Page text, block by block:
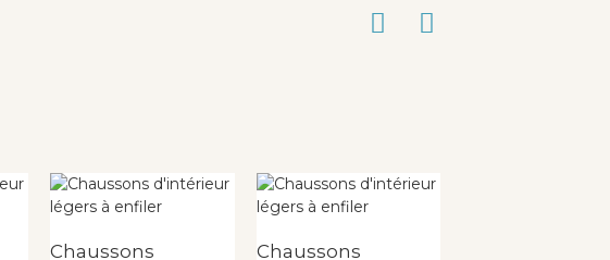
Chaussons
Chaussons